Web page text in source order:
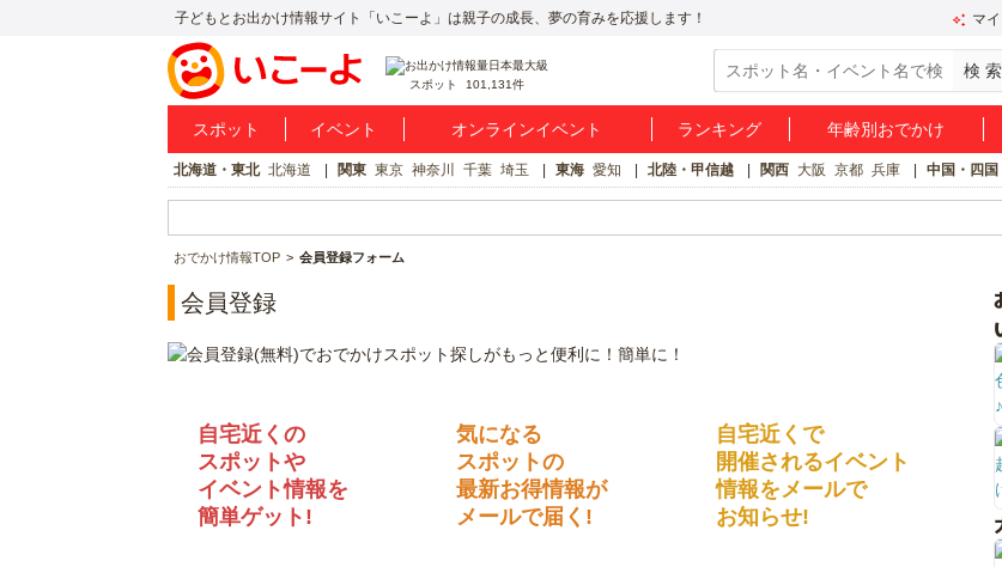
子どもとお出かけ情報サイト「いこーよ」は親子の成長、夢の育みを応援します！ マ
スポット 101,131件
スポット イベント オンラインイベント ランキング 年齢別おでかけ
北海道・東北 北海道 関東 東京 神奈川 千葉 埼玉 東海 愛知 北陸・甲信越 関西 大阪 京都 兵庫 中国・四国
おでかけ情報TOP 会員登録フォーム
会員登録
自宅近くの
スポットや
イベント情報を
簡単ゲット!
気になる
スポットの
最新お得情報が
メールで届く!
自宅近くで
開催されるイベント
情報をメールで
お知らせ!